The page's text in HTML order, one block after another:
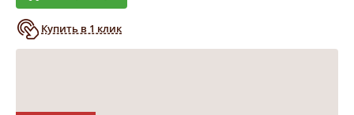
Купить в 1 клик